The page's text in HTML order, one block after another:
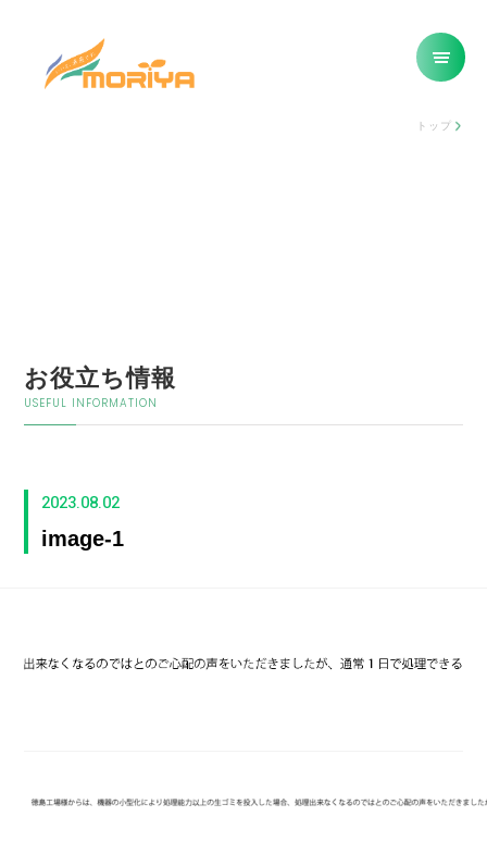
トップ
お役立ち情報
USEFUL INFORMATION
2023.08.02
image-1